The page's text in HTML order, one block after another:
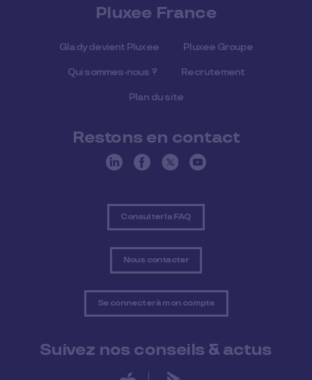
Pluxee France
Glady devient Pluxee Pluxee Groupe
Qui sommes-nous ? Recrutement
Plan du site
Restons en contact
Consulter la FAQ
Nous contacter
Se connecter à mon compte
Suivez nos conseils & actus